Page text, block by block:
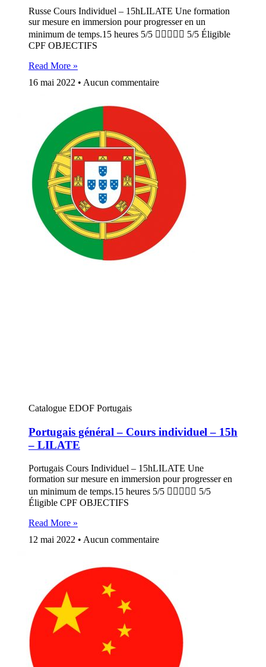
Russe Cours Individuel – 15hLILATE Une formation
sur mesure en immersion pour progresser en un
minimum de temps.15 heures 5/5  5/5 Éligible
CPF OBJECTIFS
Read More »
16 mai 2022
Aucun commentaire
Catalogue EDOF Portugais
Portugais général – Cours individuel – 15h
– LILATE
Portugais Cours Individuel – 15hLILATE Une
formation sur mesure en immersion pour progresser en
un minimum de temps.15 heures 5/5  5/5
Éligible CPF OBJECTIFS
Read More »
12 mai 2022
Aucun commentaire